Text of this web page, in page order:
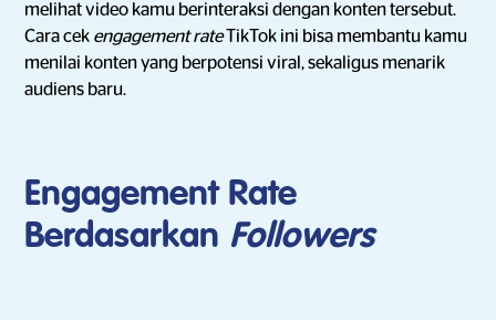
melihat video kamu berinteraksi dengan konten tersebut.
Cara cek engagement rateTikTok ini bisa membantu kamu
menilai konten yang berpotensi viral, sekaligus menarik
audiens baru.
Engagement Rate
Berdasarkan Followers